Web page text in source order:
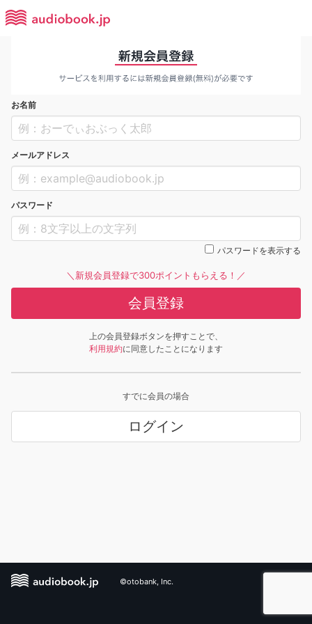
お名前
メールアドレス
パスワード
パスワードを表示する
＼新規会員登録で300ポイントもらえる！／
会員登録
上の会員登録ボタンを押すことで、
利用規約に同意したことになります
すでに会員の場合
ログイン
©otobank, Inc.